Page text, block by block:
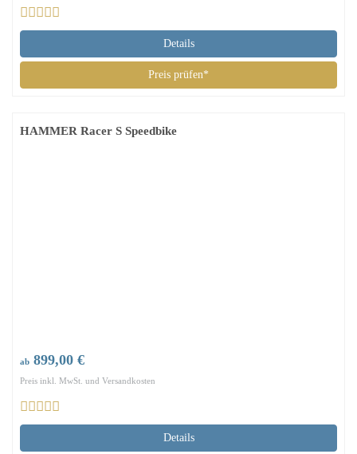
Details
Preis prüfen*
HAMMER Racer S Speedbike
ab 899,00 €
Preis inkl. MwSt. und Versandkosten
Details